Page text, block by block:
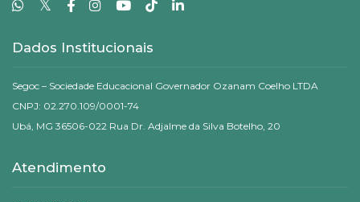
𝕏
Dados Institucionais
Segoc – Sociedade Educacional Governador Ozanam Coelho LTDA
CNPJ: 02.270.109/0001-74
Ubá, MG 36506-022 Rua Dr. Adjalme da Silva Botelho, 20
Atendimento